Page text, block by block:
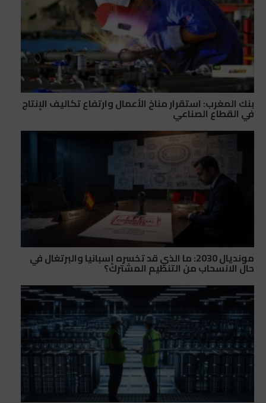
بنك المغرب: استقرار مناخ الأعمال وارتفاع تكاليف الإنتاج
في القطاع الصناعي
مونديال 2030: ما الذي قد تخسره إسبانيا والبرتغال في
حال الانسحاب من التنظيم المشترك؟